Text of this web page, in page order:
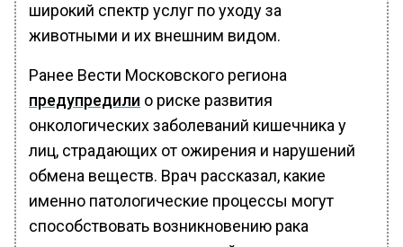
широкий спектр услуг по уходу за
животными и их внешним видом.
Ранее Вести Московского региона
предупредили о риске развития
онкологических заболеваний кишечника у
лиц, страдающих от ожирения и нарушений
обмена веществ. Врач рассказал, какие
именно патологические процессы могут
способствовать возникновению рака